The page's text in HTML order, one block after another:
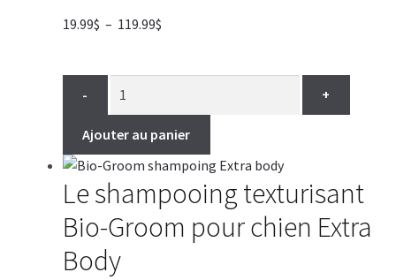
19.99$ – 119.99$Plage
à
119.99$
- +
Ajouter au panier
Le shampooing texturisant
Bio-Groom pour chien Extra
Body